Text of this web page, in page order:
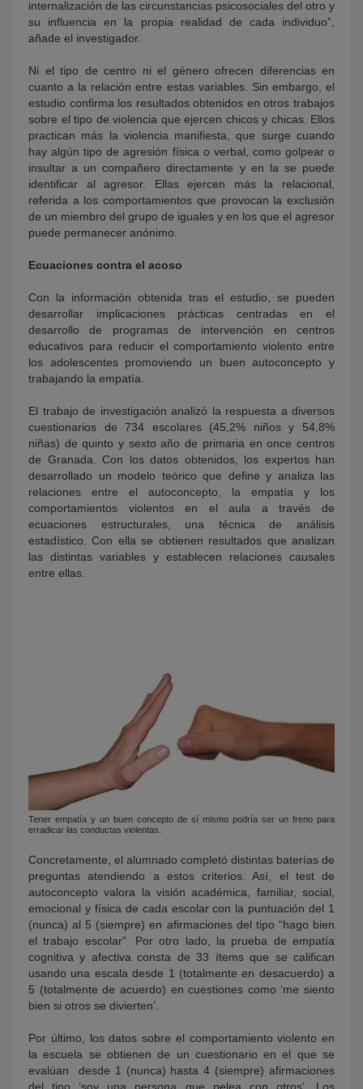
internalización de las circunstancias psicosociales del otro y
su influencia en la propia realidad de cada individuo”,
añade el investigador.
Ni el tipo de centro ni el género ofrecen diferencias en
cuanto a la relación entre estas variables. Sin embargo, el
estudio confirma los resultados obtenidos en otros trabajos
sobre el tipo de violencia que ejercen chicos y chicas. Ellos
practican más la violencia manifiesta, que surge cuando
hay algún tipo de agresión física o verbal, como golpear o
insultar a un compañero directamente y en la se puede
identificar al agresor. Ellas ejercen más la relacional,
referida a los comportamientos que provocan la exclusión
de un miembro del grupo de iguales y en los que el agresor
puede permanecer anónimo.
Ecuaciones contra el acoso
Con la información obtenida tras el estudio, se pueden
desarrollar implicaciones prácticas centradas en el
desarrollo de programas de intervención en centros
educativos para reducir el comportamiento violento entre
los adolescentes promoviendo un buen autoconcepto y
trabajando la empatía.
El trabajo de investigación analizó la respuesta a diversos
cuestionarios de 734 escolares (45,2% niños y 54,8%
niñas) de quinto y sexto año de primaria en once centros
de Granada. Con los datos obtenidos, los expertos han
desarrollado un modelo teórico que define y analiza las
relaciones entre el autoconcepto, la empatía y los
comportamientos violentos en el aula a través de
ecuaciones estructurales, una técnica de análisis
estadístico. Con ella se obtienen resultados que analizan
las distintas variables y establecen relaciones causales
entre ellas.
Tener empatía y un buen concepto de sí mismo podría ser un freno para
erradicar las conductas violentas.
Concretamente, el alumnado completó distintas baterías de
preguntas atendiendo a estos criterios. Así, el test de
autoconcepto valora la visión académica, familiar, social,
emocional y física de cada escolar con la puntuación del 1
(nunca) al 5 (siempre) en afirmaciones del tipo “hago bien
el trabajo escolar”. Por otro lado, la prueba de empatía
cognitiva y afectiva consta de 33 ítems que se califican
usando una escala desde 1 (totalmente en desacuerdo) a
5 (totalmente de acuerdo) en cuestiones como ‘me siento
bien si otros se divierten’.
Por último, los datos sobre el comportamiento violento en
la escuela se obtienen de un cuestionario en el que se
evalúan desde 1 (nunca) hasta 4 (siempre) afirmaciones